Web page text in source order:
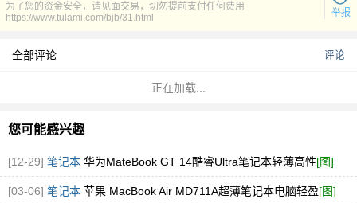
为了您的资金安全，请见面交易，切勿提前支付任何费用
举报
https://www.tulami.com/bjb/31.html
全部评论 评论
正在加载...
您可能感兴趣
[12-29] 笔记本 华为MateBook GT 14酷睿Ultra笔记本轻薄高性[图]
[03-06] 笔记本 苹果 MacBook Air MD711A超薄笔记本电脑轻盈[图]